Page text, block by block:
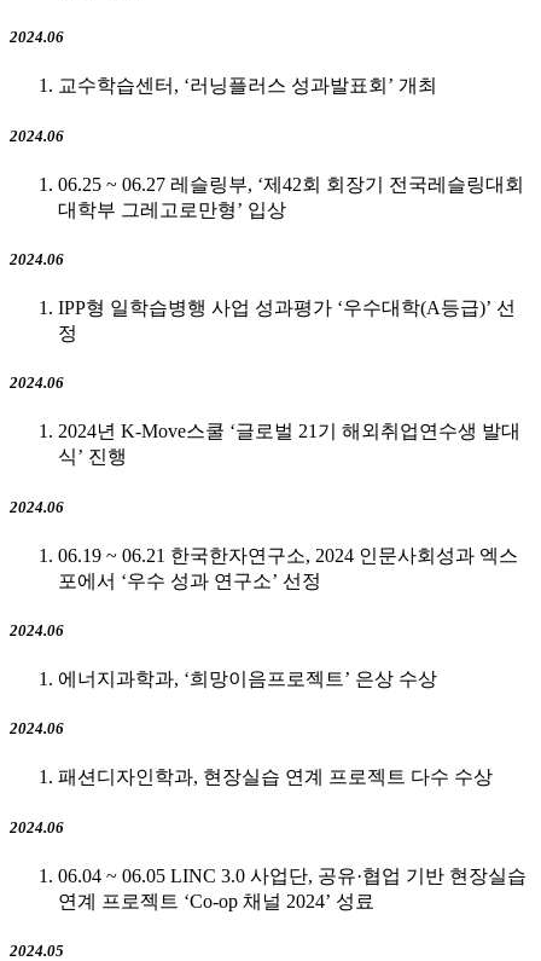
2024.06
교수학습센터, ‘러닝플러스 성과발표회’ 개최
2024.06
06.25 ~ 06.27 레슬링부, ‘제42회 회장기 전국레슬링대회
대학부 그레고로만형’ 입상
2024.06
IPP형 일학습병행 사업 성과평가 ‘우수대학(A등급)’ 선
정
2024.06
2024년 K-Move스쿨 ‘글로벌 21기 해외취업연수생 발대
식’ 진행
2024.06
06.19 ~ 06.21 한국한자연구소, 2024 인문사회성과 엑스
포에서 ‘우수 성과 연구소’ 선정
2024.06
에너지과학과, ‘희망이음프로젝트’ 은상 수상
2024.06
패션디자인학과, 현장실습 연계 프로젝트 다수 수상
2024.06
06.04 ~ 06.05 LINC 3.0 사업단, 공유·협업 기반 현장실습
연계 프로젝트 ‘Co-op 채널 2024’ 성료
2024.05